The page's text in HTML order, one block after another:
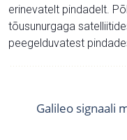
erinevatelt pindadelt.
tõusunurgaga
peegelduvatest
Galileo signaali